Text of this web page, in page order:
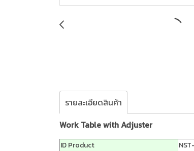
รายละเอียดสินค้า
Work Table with Adjuster
ID Product